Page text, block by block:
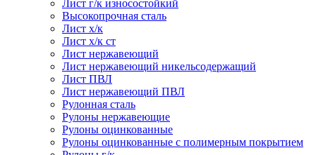
Лист г/к износостойкий
Высокопрочная сталь
Лист х/к
Лист х/к ст
Лист нержавеющий
Лист нержавеющий никельсодержащий
Лист ПВЛ
Лист нержавеющий ПВЛ
Рулонная сталь
Рулоны нержавеющие
Рулоны оцинкованные
Рулоны оцинкованные с полимерным покрытием